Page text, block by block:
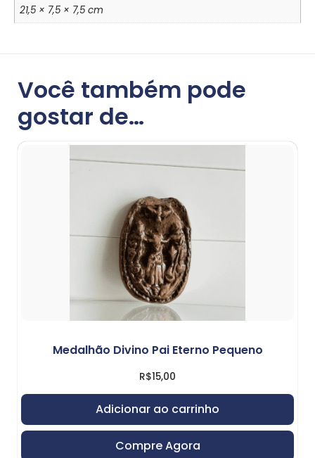
21,5 × 7,5 × 7,5 cm
Você também pode
gostar de…
Medalhão Divino Pai Eterno Pequeno
R$15,00
Adicionar ao carrinho
Compre Agora